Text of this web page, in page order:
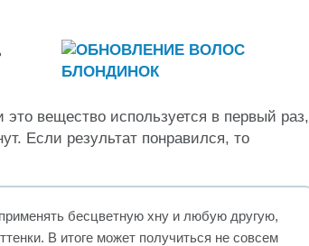
вещество используется в первый раз,
Если результат понравился, то
бесцветную хну и любую другую,
В итоге может получиться не совсем